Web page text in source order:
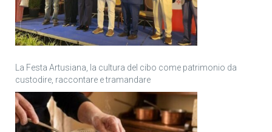
La Festa Artusiana, la cultura del cibo come patrimonio da
custodire, raccontare e tramandare